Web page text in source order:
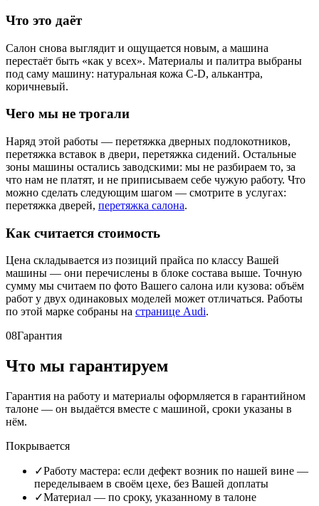
Что это даёт
Салон снова выглядит и ощущается новым, а машина
перестаёт быть «как у всех». Материалы и палитра выбраны
под саму машину: натуральная кожа C-D, алькантра,
коричневый.
Чего мы не трогали
Наряд этой работы — перетяжка дверных подлокотников,
перетяжка вставок в двери, перетяжка сидений. Остальные
зоны машины остались заводскими: мы не разбираем то, за
что нам не платят, и не приписываем себе чужую работу. Что
можно сделать следующим шагом — смотрите в услугах:
перетяжка дверей, перетяжка салона.
Как считается стоимость
Цена складывается из позиций прайса по классу Вашей
машины — они перечислены в блоке состава выше. Точную
сумму мы считаем по фото Вашего салона или кузова: объём
работ у двух одинаковых моделей может отличаться. Работы
по этой марке собраны на странице Audi.
08Гарантия
Что мы гарантируем
Гарантия на работу и материалы оформляется в гарантийном
талоне — он выдаётся вместе с машиной, сроки указаны в
нём.
Покрывается
✓Работу мастера: если дефект возник по нашей вине —
переделываем в своём цехе, без Вашей доплаты
✓Материал — по сроку, указанному в талоне